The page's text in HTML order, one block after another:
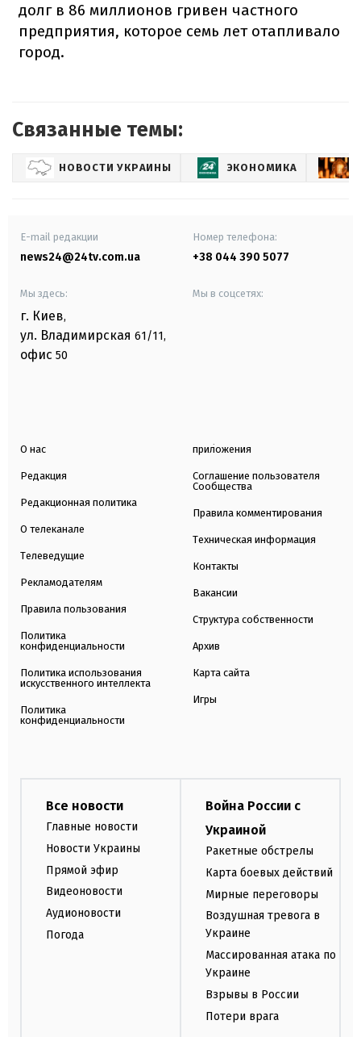
долг в 86 миллионов гривен частного
предприятия, которое семь лет отапливало
город.
Связанные темы:
НОВОСТИ УКРАИНЫ ЭКОНОМИКА
E-mail редакции
news24@24tv.com.ua
Номер телефона:
+38 044 390 5077
Мы здесь:
г. Киев,
ул. Владимирская 61/11,
офис 50
Мы в соцсетях:
О нас
Редакция
Редакционная политика
О телеканале
Телеведущие
Рекламодателям
Правила пользования
Политика
конфиденциальности
Политика использования
искусственного интеллекта
Политика
конфиденциальности
приложения
Соглашение пользователя
Сообщества
Правила комментирования
Техническая информация
Контакты
Вакансии
Структура собственности
Архив
Карта сайта
Игры
Все новости
Главные новости
Новости Украины
Прямой эфир
Видеоновости
Аудионовости
Погода
Война России с
Украиной
Ракетные обстрелы
Карта боевых действий
Мирные переговоры
Воздушная тревога в
Украине
Массированная атака по
Украине
Взрывы в России
Потери врага